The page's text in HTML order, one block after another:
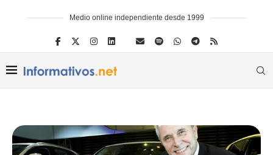
Medio online independiente desde 1999